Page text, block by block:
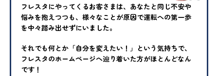
フレスタにやってくるお客さまは、あなたと同じ不安や
悩みを抱えつつも、様々なことが原因で運転への第一歩
を中々踏み出せずにいました。
それでも何とか「自分を変えたい！」という気持ちで、
フレスタのホームページへ辿り着いた方がほとんどなん
です！